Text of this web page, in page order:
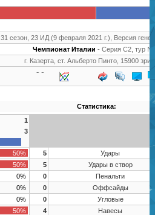
31 сезон, 23 ИД (9 февраля 2021 г.), Версия
Чемпионат Италии - Серия C2, тур
г. Казерта, ст. Альберто Пинто, 15900
Статистика:
1
3
50%
5
Удары
50%
5
Удары в створ
0%
0
Пенальти
0%
0
Оффсайды
0%
0
Угловые
50%
4
Навесы